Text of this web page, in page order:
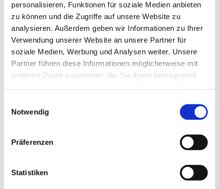
personalisieren, Funktionen für soziale Medien anbieten
zu können und die Zugriffe auf unsere Website zu
analysieren. Außerdem geben wir Informationen zu Ihrer
Verwendung unserer Website an unsere Partner für
soziale Medien, Werbung und Analysen weiter. Unsere
Partner führen diese Informationen möglicherweise mit
weiteren Daten zusammen, die Sie ihnen bereitgestellt
Notwendig
Präferenzen
Statistiken
Januar 2025
2024
Dezember 2024
März 2024